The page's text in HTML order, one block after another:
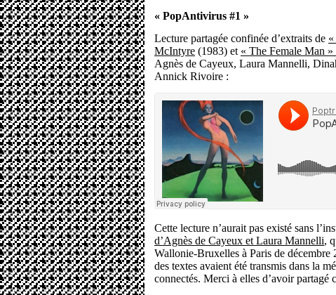
« PopAntivirus #1 »
Lecture partagée confinée d’extraits de
McIntyre (1983) et « The Female Man »
Agnès de Cayeux, Laura Mannelli,
Annick Rivoire :
Cette lecture n’aurait pas existé sans
d’Agnès de Cayeux et Laura Mannelli,
Wallonie-Bruxelles à Paris de
des textes avaient été transmis dans la
connectés. Merci à elles d’avoir partagé